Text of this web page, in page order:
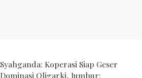
Syahganda: Koperasi Siap Geser
Dominasi Oligarki, Jumhur: